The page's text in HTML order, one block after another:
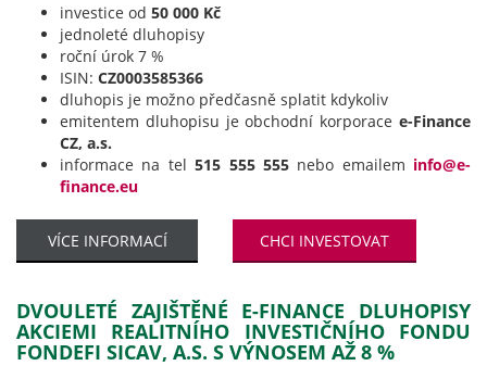
investice od 50 000 Kč
jednoleté dluhopisy
roční úrok 7 %
ISIN: CZ0003585366
dluhopis je možno předčasně splatit kdykoliv
emitentem dluhopisu je obchodní korporace e-Finance
CZ, a.s.
informace na tel515 555 555nebo emailem info@e-
finance.eu
VÍCE INFORMACÍ CHCI INVESTOVAT
DVOULETÉ ZAJIŠTĚNÉ E-FINANCE DLUHOPISY
AKCIEMI REALITNÍHO INVESTIČNÍHO FONDU
FONDEFI SICAV, A.S. S VÝNOSEM AŽ 8 %